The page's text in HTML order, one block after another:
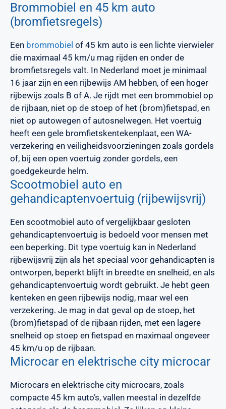
Brommobiel en 45 km auto
(bromfietsregels)
Een brommobiel of 45 km auto is een lichte vierwieler
die maximaal 45 km/u mag rijden en onder de
bromfietsregels valt. In Nederland moet je minimaal
16 jaar zijn en een rijbewijs AM hebben, of een hoger
rijbewijs zoals B of A. Je rijdt met een brommobiel op
de rijbaan, niet op de stoep of het (brom)fietspad, en
niet op autowegen of autosnelwegen. Het voertuig
heeft een gele bromfietskentekenplaat, een WA-
verzekering en veiligheidsvoorzieningen zoals gordels
of, bij een open voertuig zonder gordels, een
goedgekeurde helm.
Scootmobiel auto en
gehandicaptenvoertuig (rijbewijsvrij)
Een scootmobiel auto of vergelijkbaar gesloten
gehandicaptenvoertuig is bedoeld voor mensen met
een beperking. Dit type voertuig kan in Nederland
rijbewijsvrij zijn als het speciaal voor gehandicapten is
ontworpen, beperkt blijft in breedte en snelheid, en als
gehandicaptenvoertuig wordt gebruikt. Je hebt geen
kenteken en geen rijbewijs nodig, maar wel een
verzekering. Je mag in dat geval op de stoep, het
(brom)fietspad of de rijbaan rijden, met een lagere
snelheid op stoep en fietspad en maximaal ongeveer
45 km/u op de rijbaan.
Microcar en elektrische city microcar
Microcars en elektrische city microcars, zoals
compacte 45 km auto’s, vallen meestal in dezelfde